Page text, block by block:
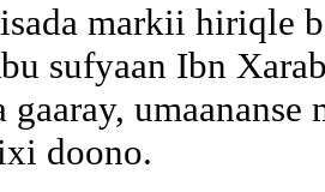
markii hiriqle
sufyaan Ibn
umaananse
doono.